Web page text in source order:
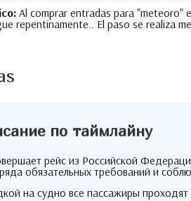
Al comprar entradas para "meteoro"
repentinamente.. El paso se realiza
по таймлайну
рейс из Российской
обязательных требований и
на судно все пассажиры проходят